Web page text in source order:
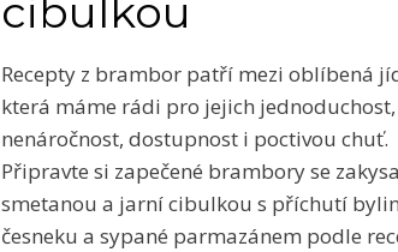
cibulkou
Recepty z brambor patří mezi oblíbená
která máme rádi pro jejich
nenáročnost, dostupnost i poctivou chuť.
Připravte si zapečené brambory se
smetanou a jarní cibulkou s příchutí
česneku a sypané parmazánem podle